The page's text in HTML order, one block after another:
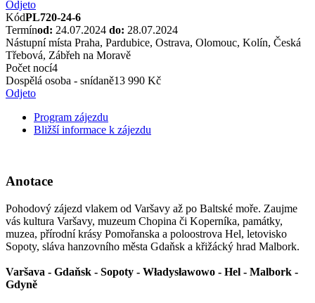
Odjeto
KódPL720-24-6
Termínod: 24.07.2024 do: 28.07.2024
Nástupní místa Praha, Pardubice, Ostrava, Olomouc, Kolín, Česká
Třebová, Zábřeh na Moravě
Počet nocí4
Dospělá osoba - snídaně13 990 Kč
Odjeto
Program zájezdu
Bližší informace k zájezdu
Anotace
Pohodový zájezd vlakem od Varšavy až po Baltské moře. Zaujme
vás kultura Varšavy, muzeum Chopina či Koperníka, památky,
muzea, přírodní krásy Pomořanska a poloostrova Hel, letovisko
Sopoty, sláva hanzovního města Gdaňsk a křižácký hrad Malbork.
Varšava - Gdaňsk - Sopoty - Władysławowo - Hel - Malbork -
Gdyně